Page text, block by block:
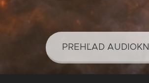
PREHĽAD